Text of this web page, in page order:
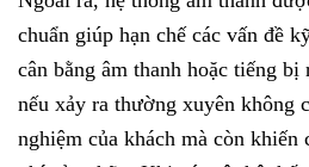
chuẩn giúp hạn chế các vấn đề
cân bằng âm thanh hoặc tiếng
nếu xảy ra thường xuyên không
nghiệm của khách mà còn khiến